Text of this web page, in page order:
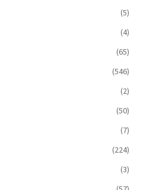
(5)
(4)
(65)
(546)
(2)
(50)
(7)
(224)
(3)